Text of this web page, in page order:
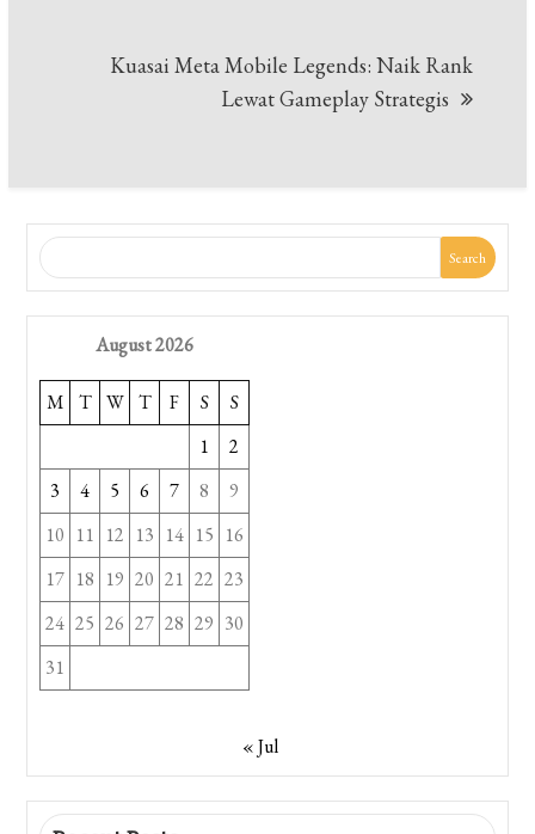
Kuasai Meta Mobile Legends: Naik Rank
Lewat Gameplay Strategis
Search
August 2026
M T W T F S
S
1
2
3
4 5 6 7 8
9
10 11 12 13 14 15 16
17 18 19 20 21 22 23
24 25 26 27 28 29 30
31
« Jul